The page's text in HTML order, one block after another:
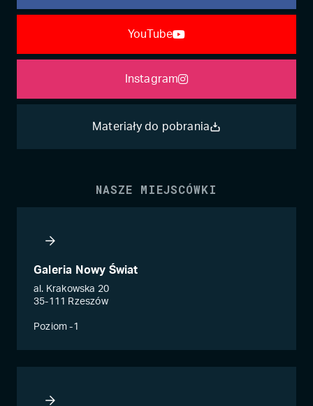
YouTube
Instagram
Materiały do pobrania
NASZE MIEJSCÓWKI
Galeria Nowy Świat
al. Krakowska 20
35-111 Rzeszów
Poziom -1